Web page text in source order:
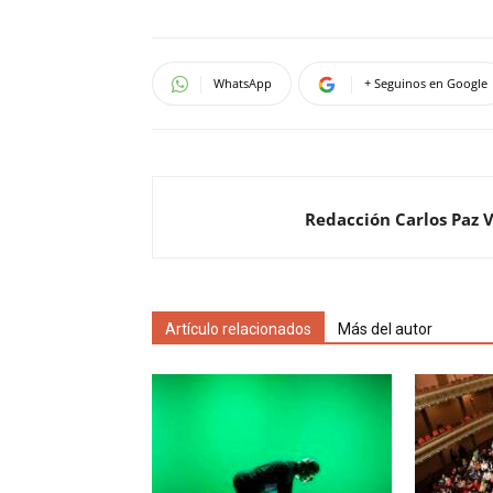
WhatsApp + Seguinos en Google
Redacción Carlos Paz
Artículo relacionados Más del autor